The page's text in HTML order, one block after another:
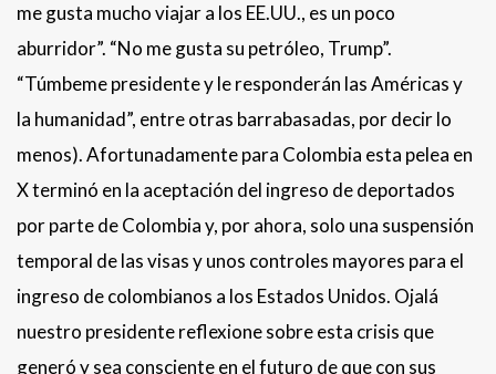
me gusta mucho viajar a los EE.UU., es un poco
aburridor”. “No me gusta su petróleo, Trump”.
“Túmbeme presidente y le responderán las Américas y
la humanidad”, entre otras barrabasadas, por decir lo
menos). Afortunadamente para Colombia esta pelea en
X terminó en la aceptación del ingreso de deportados
por parte de Colombia y, por ahora, solo una suspensión
temporal de las visas y unos controles mayores para el
ingreso de colombianos a los Estados Unidos. Ojalá
nuestro presidente reflexione sobre esta crisis que
generó y sea consciente en el futuro de que con sus